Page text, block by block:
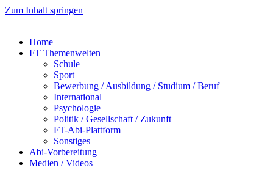
Zum Inhalt springen
Home
FT Themenwelten
Schule
Sport
Bewerbung / Ausbildung / Studium / Beruf
International
Psychologie
Politik / Gesellschaft / Zukunft
FT-Abi-Plattform
Sonstiges
Abi-Vorbereitung
Medien / Videos